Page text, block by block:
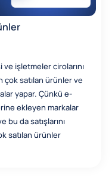
işletmeler cirolarını
çok satılan ürünler ve
yapar. Çünkü e-
ekleyen markalar
bu da satışlarını
satılan ürünler